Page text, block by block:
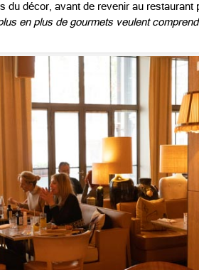
du décor, avant de revenir au restaurant
en plus de gourmets veulent